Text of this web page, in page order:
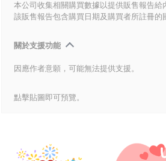
本公司收集相關購買數據以提供販售報告給
該販售報告包含購買日期及購買者所註冊的
關於支援功能
因應作者意願，可能無法提供支援。
點擊貼圖即可預覽。